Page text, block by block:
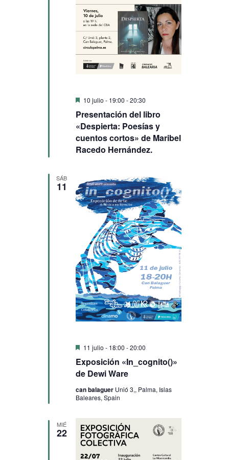
Presentación del libro
«Despierta: Poesías y
cuentos cortos» de Maribel
Racedo Hernández.
Destacado
10 julio - 19:00 -20:30
SÁB
11
Exposición «In_cognito()»
de Dewi Ware
Destacado
11 julio - 18:00 -20:00
can balaguer Unió 3,, Palma, Islas
Baleares, Spain
MIÉ
22